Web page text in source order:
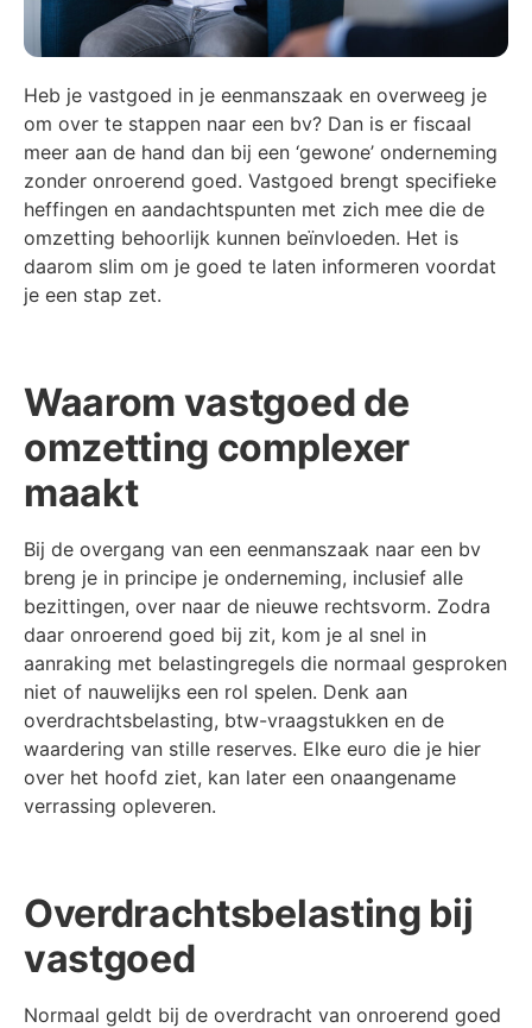
Heb je vastgoed in je eenmanszaak en overweeg je
om over te stappen naar een bv? Dan is er fiscaal
meer aan de hand dan bij een ‘gewone’ onderneming
zonder onroerend goed. Vastgoed brengt specifieke
heffingen en aandachtspunten met zich mee die de
omzetting behoorlijk kunnen beïnvloeden. Het is
daarom slim om je goed te laten informeren voordat
je een stap zet.
Waarom vastgoed de
omzetting complexer
maakt
Bij de overgang van een eenmanszaak naar een bv
breng je in principe je onderneming, inclusief alle
bezittingen, over naar de nieuwe rechtsvorm. Zodra
daar onroerend goed bij zit, kom je al snel in
aanraking met belastingregels die normaal gesproken
niet of nauwelijks een rol spelen. Denk aan
overdrachtsbelasting, btw-vraagstukken en de
waardering van stille reserves. Elke euro die je hier
over het hoofd ziet, kan later een onaangename
verrassing opleveren.
Overdrachtsbelasting bij
vastgoed
Normaal geldt bij de overdracht van onroerend goed